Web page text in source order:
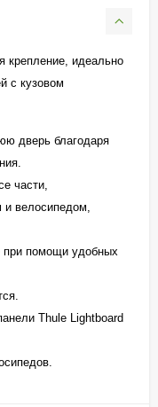
идеально
с кузовом
дверь благодаря
части,
и велосипедом,
при помощи удобных
Thule Lightboard